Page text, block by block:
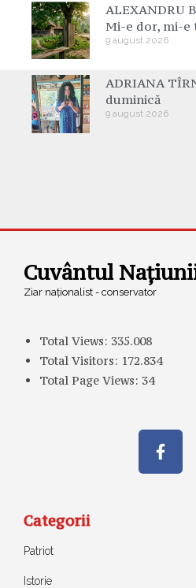
ALEXANDRU
Mi-e dor, mi-
9 august 2026
ADRIANA
duminică
9 august 2026
Cuvântul
Ziar naționalist - conservator
Total Views: 335.008
Total Visitors: 172.834
Total Page Views: 34
Categorii
Patriot
Istorie